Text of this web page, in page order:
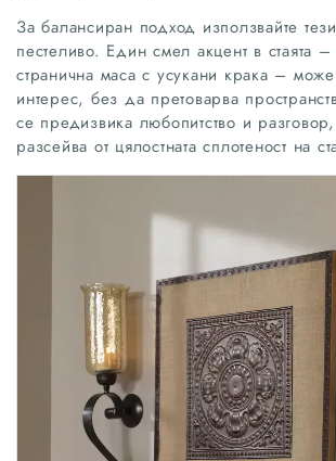
За балансиран подход използвайте
пестеливо. Един смел акцент в стаята
странична маса с усукани крака –
интерес, без да претоварва
се предизвика любопитство и
разсейва от цялостната сплотеност на